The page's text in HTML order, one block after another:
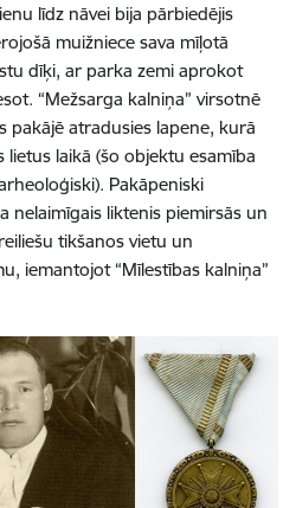
līdz nāvei bija pārbiedējis
muižniece sava mīļotā
dīķi, ar parka zemi aprokot
“Mežsarga kalniņa” virsotnē
pakājē atradusies lapene, kurā
lietus laikā (šo objektu esamība
Pakāpeniski
nelaimīgais liktenis piemirsās un
tikšanos vietu un
iemantojot “Mīlestības kalniņa”